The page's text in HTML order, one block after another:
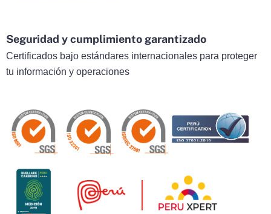
Seguridad y cumplimiento garantizado
Certificados bajo estándares internacionales para proteger
tu información y operaciones